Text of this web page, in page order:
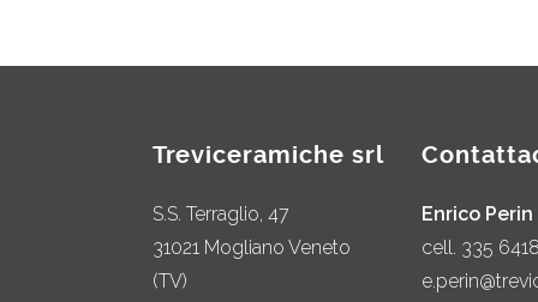
Treviceramiche srl
S.S. Terraglio, 47
31021 Mogliano Veneto
(TV)
Enrico Perin
cell. 335